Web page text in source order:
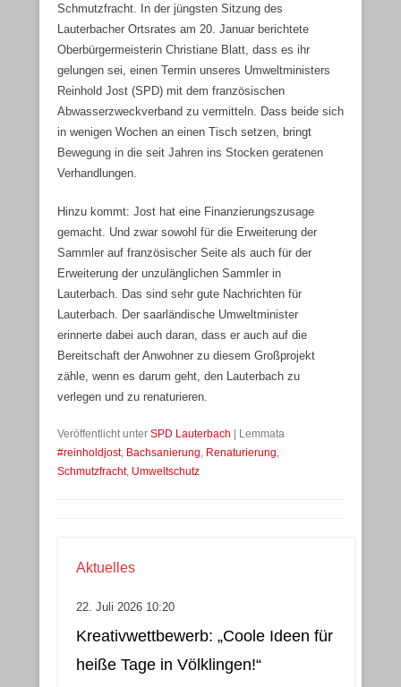
Schmutzfracht. In der jüngsten Sitzung des
Lauterbacher Ortsrates am 20. Januar berichtete
Oberbürgermeisterin Christiane Blatt, dass es ihr
gelungen sei, einen Termin unseres Umweltministers
Reinhold Jost (SPD) mit dem französischen
Abwasserzweckverband zu vermitteln. Dass beide sich
in wenigen Wochen an einen Tisch setzen, bringt
Bewegung in die seit Jahren ins Stocken geratenen
Verhandlungen.
Hinzu kommt: Jost hat eine Finanzierungszusage
gemacht. Und zwar sowohl für die Erweiterung der
Sammler auf französischer Seite als auch für der
Erweiterung der unzulänglichen Sammler in
Lauterbach. Das sind sehr gute Nachrichten für
Lauterbach. Der saarländische Umweltminister
erinnerte dabei auch daran, dass er auch auf die
Bereitschaft der Anwohner zu diesem Großprojekt
zähle, wenn es darum geht, den Lauterbach zu
verlegen und zu renaturieren.
Veröffentlicht unter SPD Lauterbach
Lemmata
#reinholdjost, Bachsanierung, Renaturierung,
Schmutzfracht, Umweltschutz
Aktuelles
22. Juli 2026 10:20
Kreativwettbewerb: „Coole Ideen für
heiße Tage in Völklingen!“